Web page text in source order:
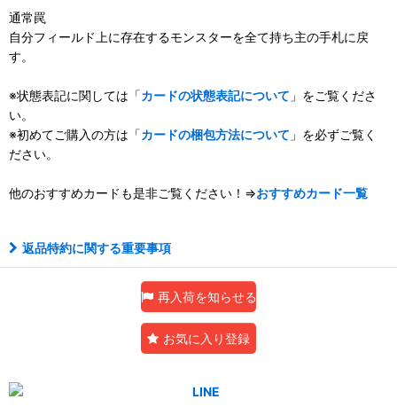
通常罠
自分フィールド上に存在するモンスターを全て持ち主の手札に戻
す。
※状態表記に関しては「カードの状態表記について 」をご覧くださ
い。
※初めてご購入の方は「カードの梱包方法について 」を必ずご覧く
ださい。
他のおすすめカードも是非ご覧ください！⇒おすすめカード一覧
返品特約に関する重要事項
再入荷を知らせる
お気に入り登録